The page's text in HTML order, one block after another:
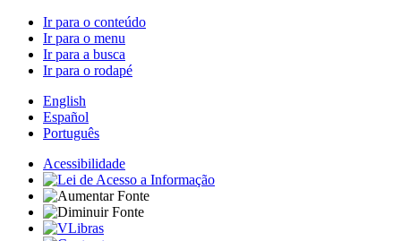
Ir para o conteúdo
Ir para o menu
Ir para a busca
Ir para o rodapé
English
Español
Português
Acessibilidade